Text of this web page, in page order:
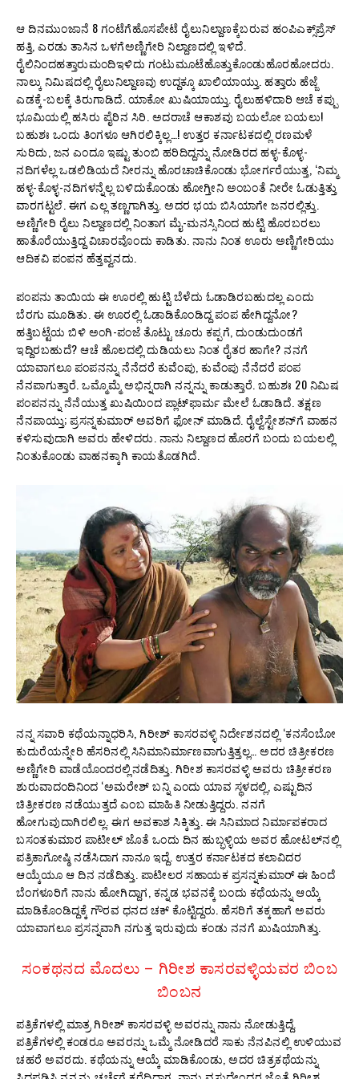
ಆ ದಿನಮುಂಜಾನೆ 8 ಗಂಟೆಗೆಹೊಸಪೇಟೆ ರೈಲುನಿಲ್ದಾಣಕ್ಕೆಬರುವ ಹಂಪಿಎಕ್ಸ್‌ಪ್ರೆಸ್
ಹತ್ತಿ, ಎರಡು ತಾಸಿನ ಒಳಗೆಅಣ್ಣಿಗೇರಿ ನಿಲ್ದಾಣದಲ್ಲಿ ಇಳಿದೆ.
ರೈಲಿನಿಂದಹತ್ತಾರುಮಂದಿಇಳಿದು ಗಂಟುಮೂಟೆಹೊತ್ತುಕೊಂಡುಹೊರಹೋದರು.
ನಾಲ್ಕು ನಿಮಿಷದಲ್ಲಿ ರೈಲುನಿಲ್ದಾಣವು ಉದ್ದಕ್ಕೂ ಖಾಲಿಯಾಯ್ತು. ಹತ್ತಾರು ಹೆಜ್ಜೆ
ಎಡಕ್ಕೆ-ಬಲಕ್ಕೆ ತಿರುಗಾಡಿದೆ. ಯಾಕೋ ಖುಷಿಯಾಯ್ತು. ರೈಲುಹಳಿದಾರಿ ಆಚೆ ಕಪ್ಪು
ಭೂಮಿಯಲ್ಲಿ ಹಸಿರು ಪೈರಿನ ಸಿರಿ. ಅದರಾಚೆ ಆಕಾಶವು ಬಯಲೋ ಬಯಲು!
ಬಹುಶಃ ಒಂದು ತಿಂಗಳೂ ಆಗಿರಲಿಕ್ಕಿಲ್ಲ…! ಉತ್ತರ ಕರ್ನಾಟಕದಲ್ಲಿ ರಣಮಳೆ
ಸುರಿದು, ಜನ ಎಂದೂ ಇಷ್ಟು ತುಂಬಿ ಹರಿದಿದ್ದನ್ನು ನೋಡಿರದ ಹಳ್ಳ-ಕೊಳ್ಳ-
ನದಿಗಳೆಲ್ಲ ಒಡಲಿಡಿಯದೆ ನೀರನ್ನು ಹೊರಚಾಚಿಕೊಂಡು ಭೋರ್ಗರೆಯುತ್ತ, ‘ನಿಮ್ಮ
ಹಳ್ಳ-ಕೊಳ್ಳ-ನದಿಗಳನ್ನೆಲ್ಲ ಬಳಿದುಕೊಂಡು ಹೋಗ್ತೀನಿ ಅಂಬಂತೆ ನೀರೇ ಓಡುತ್ತಿತ್ತು
ವಾರಗಟ್ಟಲೆ. ಈಗ ಎಲ್ಲ ತಣ್ಣಗಾಗಿತ್ತು. ಅದರ ಭಯ ಬಿಸಿಯಾಗೇ ಜನರಲ್ಲಿತ್ತು.
ಅಣ್ಣಿಗೇರಿ ರೈಲು ನಿಲ್ದಾಣದಲ್ಲಿ ನಿಂತಾಗ ಮೈ-ಮನಸ್ಸಿನಿಂದ ಹುಟ್ಟಿ ಹೊರಬರಲು
ಹಾತೊರೆಯುತ್ತಿದ್ದ ವಿಚಾರವೊಂದು ಕಾಡಿತು. ನಾನು ನಿಂತ ಊರು ಅಣ್ಣಿಗೇರಿಯು
ಆದಿಕವಿ ಪಂಪನ ಹೆತ್ತವ್ವನದು.
ಪಂಪನು ತಾಯಿಯ ಈ ಊರಲ್ಲಿ ಹುಟ್ಟಿ ಬೆಳೆದು ಓಡಾಡಿರಬಹುದಲ್ಲ ಎಂದು
ಬೆರಗು ಮೂಡಿತು. ಈ ಊರಲ್ಲಿ ಓಡಾಡಿಕೊಂಡಿದ್ದ ಪಂಪ ಹೇಗಿದ್ದನೋ?
ಹತ್ತಿಬಟ್ಟೆಯ ಬಿಳಿ ಅಂಗಿ-ಪಂಜೆ ತೊಟ್ಟು ಚೂರು ಕಪ್ಪಗೆ, ದುಂಡುದುಂಡಗೆ
ಇದ್ದಿರಬಹುದೆ? ಆಚೆ ಹೊಲದಲ್ಲಿ ದುಡಿಯಲು ನಿಂತ ರೈತರ ಹಾಗೇ? ನನಗೆ
ಯಾವಾಗಲೂ ಪಂಪನನ್ನು ನೆನೆದರೆ ಕುವೆಂಪು, ಕುವೆಂಪು ನೆನೆದರೆ ಪಂಪ
ನೆನಪಾಗುತ್ತಾರೆ. ಒಮ್ಮೊಮ್ಮೆ ಅಭಿನ್ನರಾಗಿ ನನ್ನನ್ನು ಕಾಡುತ್ತಾರೆ. ಬಹುಶಃ 20 ನಿಮಿಷ
ಪಂಪನನ್ನು ನೆನೆಯುತ್ತ ಖುಷಿಯಿಂದ ಪ್ಲಾಟ್‌ಫಾರ್ಮ ಮೇಲೆ ಓಡಾಡಿದೆ. ತಕ್ಷಣ
ನೆನಪಾಯ್ತು; ಪ್ರಸನ್ನಕುಮಾರ್ ಅವರಿಗೆ ಫೋನ್ ಮಾಡಿದೆ. ರೈಲ್ವೆಸ್ಟೇಶನ್‌ಗೆ ವಾಹನ
ಕಳಿಸುವುದಾಗಿ ಅವರು ಹೇಳಿದರು. ನಾನು ನಿಲ್ದಾಣದ ಹೊರಗೆ ಬಂದು ಬಯಲಲ್ಲಿ
ನಿಂತುಕೊಂಡು ವಾಹನಕ್ಕಾಗಿ ಕಾಯತೊಡಗಿದೆ.
ನನ್ನ ಸವಾರಿ ಕಥೆಯನ್ನಾಧರಿಸಿ, ಗಿರೀಶ್ ಕಾಸರವಳ್ಳಿ ನಿರ್ದೇಶನದಲ್ಲಿ ‘ಕನಸೆಂಬೋ
ಕುದುರೆಯನ್ನೇರಿ ಹೆಸರಿನಲ್ಲಿ ಸಿನಿಮಾನಿರ್ಮಾಣವಾಗುತ್ತಿತ್ತಲ್ಲ… ಅದರ ಚಿತ್ರೀಕರಣ
ಅಣ್ಣಿಗೇರಿ ವಾಡೆಯೊಂದರಲ್ಲಿನಡೆದಿತ್ತು. ಗಿರೀಶ ಕಾಸರವಳ್ಳಿ ಅವರು ಚಿತ್ರೀಕರಣ
ಶುರುವಾದಂದಿನಿಂದ ‘ಅಮರೇಶ್ ಬನ್ನಿ ಎಂದು ಯಾವ ಸ್ಥಳದಲ್ಲಿ, ಎಷ್ಟುದಿನ
ಚಿತ್ರೀಕರಣ ನಡೆಯುತ್ತದೆ ಎಂಬ ಮಾಹಿತಿ ನೀಡುತ್ತಿದ್ದರು. ನನಗೆ
ಹೋಗುವುದಾಗಿರಲಿಲ್ಲ. ಈಗ ಅವಕಾಶ ಸಿಕ್ಕಿತ್ತು. ಈ ಸಿನಿಮಾದ ನಿರ್ಮಾಪಕರಾದ
ಬಸಂತಕುಮಾರ ಪಾಟೀಲ್ ಜೊತೆ ಒಂದು ದಿನ ಹುಬ್ಭಳ್ಳಿಯ ಅವರ ಹೋಟಲ್‌ನಲ್ಲಿ
ಪತ್ರಿಕಾಗೋಷ್ಠಿ ನಡೆಸಿದಾಗ ನಾನೂ ಇದ್ದೆ. ಉತ್ತರ ಕರ್ನಾಟಕದ ಕಲಾವಿದರ
ಆಯ್ಕೆಯೂ ಆ ದಿನ ನಡೆದಿತ್ತು. ಪಾಟೀಲರ ಸಹಾಯಕ ಪ್ರಸನ್ನಕುಮಾರ್ ಈ ಹಿಂದೆ
ಬೆಂಗಳೂರಿಗೆ ನಾನು ಹೋಗಿದ್ದಾಗ, ಕನ್ನಡ ಭವನಕ್ಕೆ ಬಂದು ಕಥೆಯನ್ನು ಆಯ್ಕೆ
ಮಾಡಿಕೊಂಡಿದ್ದಕ್ಕೆ ಗೌರವ ಧನದ ಚಕ್ ಕೊಟ್ಟಿದ್ದರು. ಹೆಸರಿಗೆ ತಕ್ಕಹಾಗೆ ಅವರು
ಯಾವಾಗಲೂ ಪ್ರಸನ್ನವಾಗಿ ನಗುತ್ತ ಇರುವುದು ಕಂಡು ನನಗೆ ಖುಷಿಯಾಗಿತ್ತು.
ಸಂಕಥನದ ಮೊದಲು – ಗಿರೀಶ ಕಾಸರವಳ್ಳಿಯವರ ಬಿಂಬ
ಬಿಂಬನ
ಪತ್ರಿಕೆಗಳಲ್ಲಿ ಮಾತ್ರ ಗಿರೀಶ್ ಕಾಸರವಳ್ಳಿ ಅವರನ್ನು ನಾನು ನೋಡುತ್ತಿದ್ದೆ.
ಪತ್ರಿಕೆಗಳಲ್ಲಿ ಕಂಡರೂ ಅವರನ್ನು ಒಮ್ಮೆ ನೋಡಿದರೆ ಸಾಕು ನೆನಪಿನಲ್ಲಿ ಉಳಿಯುವ
ಚಹರೆ ಅವರದು. ಕಥೆಯನ್ನು ಆಯ್ಕೆ ಮಾಡಿಕೊಂಡು, ಅದರ ಚಿತ್ರಕಥೆಯನ್ನು